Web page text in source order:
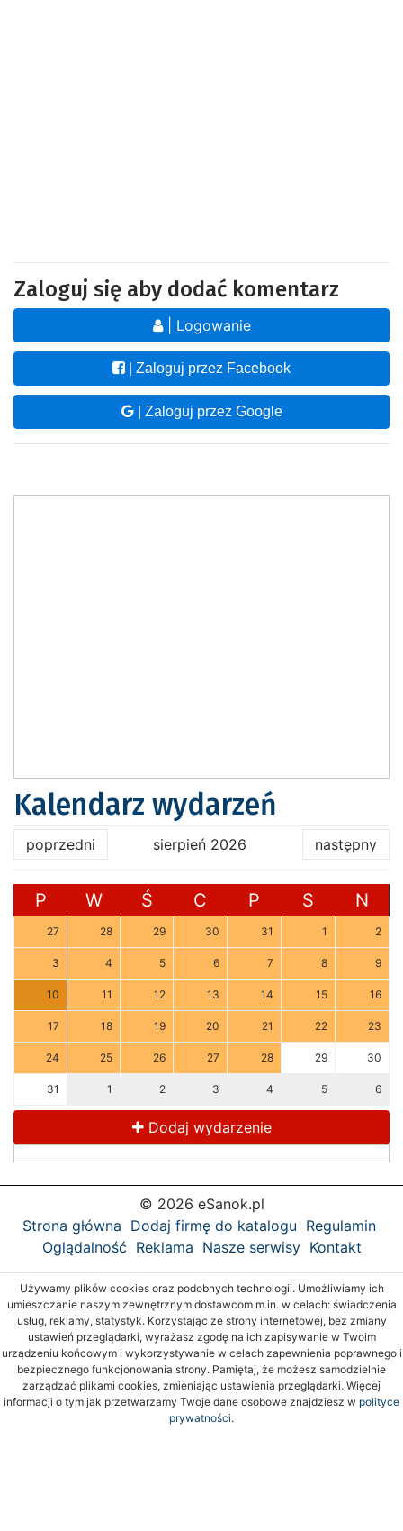
Zaloguj się aby dodać komentarz
| Logowanie
| Zaloguj przez Facebook
| Zaloguj przez Google
Kalendarz wydarzeń
poprzedni sierpień 2026 następny
P W Ś C P S N
27 28 29 30 31 1 2
3 4 5 6 7 8 9
10 11 12 13 14 15 16
17 18 19 20 21 22 23
24 25 26 27 28 29 30
31 1 2 3 4 5 6
Dodaj wydarzenie
© 2026 eSanok.pl
Strona główna Dodaj firmę do katalogu Regulamin
Oglądalność Reklama Nasze serwisy Kontakt
Używamy plików cookies oraz podobnych technologii. Umożliwiamy ich
umieszczanie naszym zewnętrznym dostawcom m.in. w celach: świadczenia
usług, reklamy, statystyk. Korzystając ze strony internetowej, bez zmiany
ustawień przeglądarki, wyrażasz zgodę na ich zapisywanie w Twoim
urządzeniu końcowym i wykorzystywanie w celach zapewnienia poprawnego i
bezpiecznego funkcjonowania strony. Pamiętaj, że możesz samodzielnie
zarządzać plikami cookies, zmieniając ustawienia przeglądarki. Więcej
informacji o tym jak przetwarzamy Twoje dane osobowe znajdziesz w polityce
prywatności.